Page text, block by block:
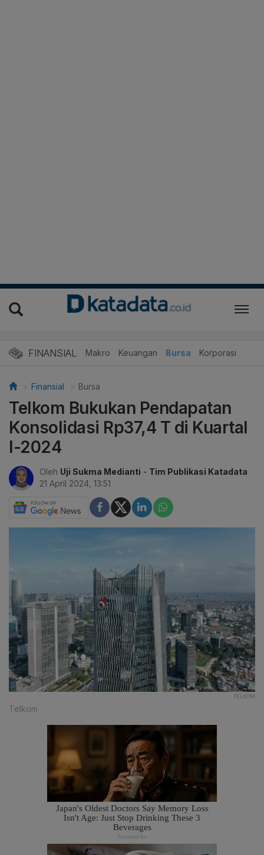
FINANSIAL Makro Keuangan Bursa Korporasi
Finansial Bursa
Telkom Bukukan Pendapatan
Konsolidasi Rp37,4 T di Kuartal
I-2024
Oleh Uji Sukma Medianti - Tim Publikasi Katadata
21 April 2024, 13:51
TELKOM
Telkom